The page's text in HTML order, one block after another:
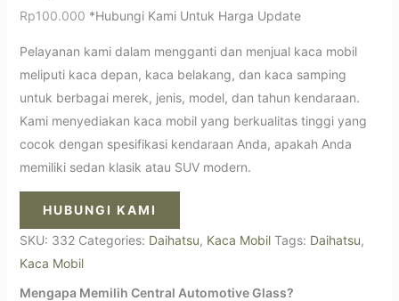
Rp100.000 *Hubungi Kami Untuk Harga Update
Pelayanan kami dalam mengganti dan menjual kaca mobil
meliputi kaca depan, kaca belakang, dan kaca samping
untuk berbagai merek, jenis, model, dan tahun kendaraan.
Kami menyediakan kaca mobil yang berkualitas tinggi yang
cocok dengan spesifikasi kendaraan Anda, apakah Anda
memiliki sedan klasik atau SUV modern.
HUBUNGI KAMI
SKU: 332 Categories: Daihatsu, Kaca Mobil Tags: Daihatsu,
Kaca Mobil
Mengapa Memilih Central Automotive Glass?